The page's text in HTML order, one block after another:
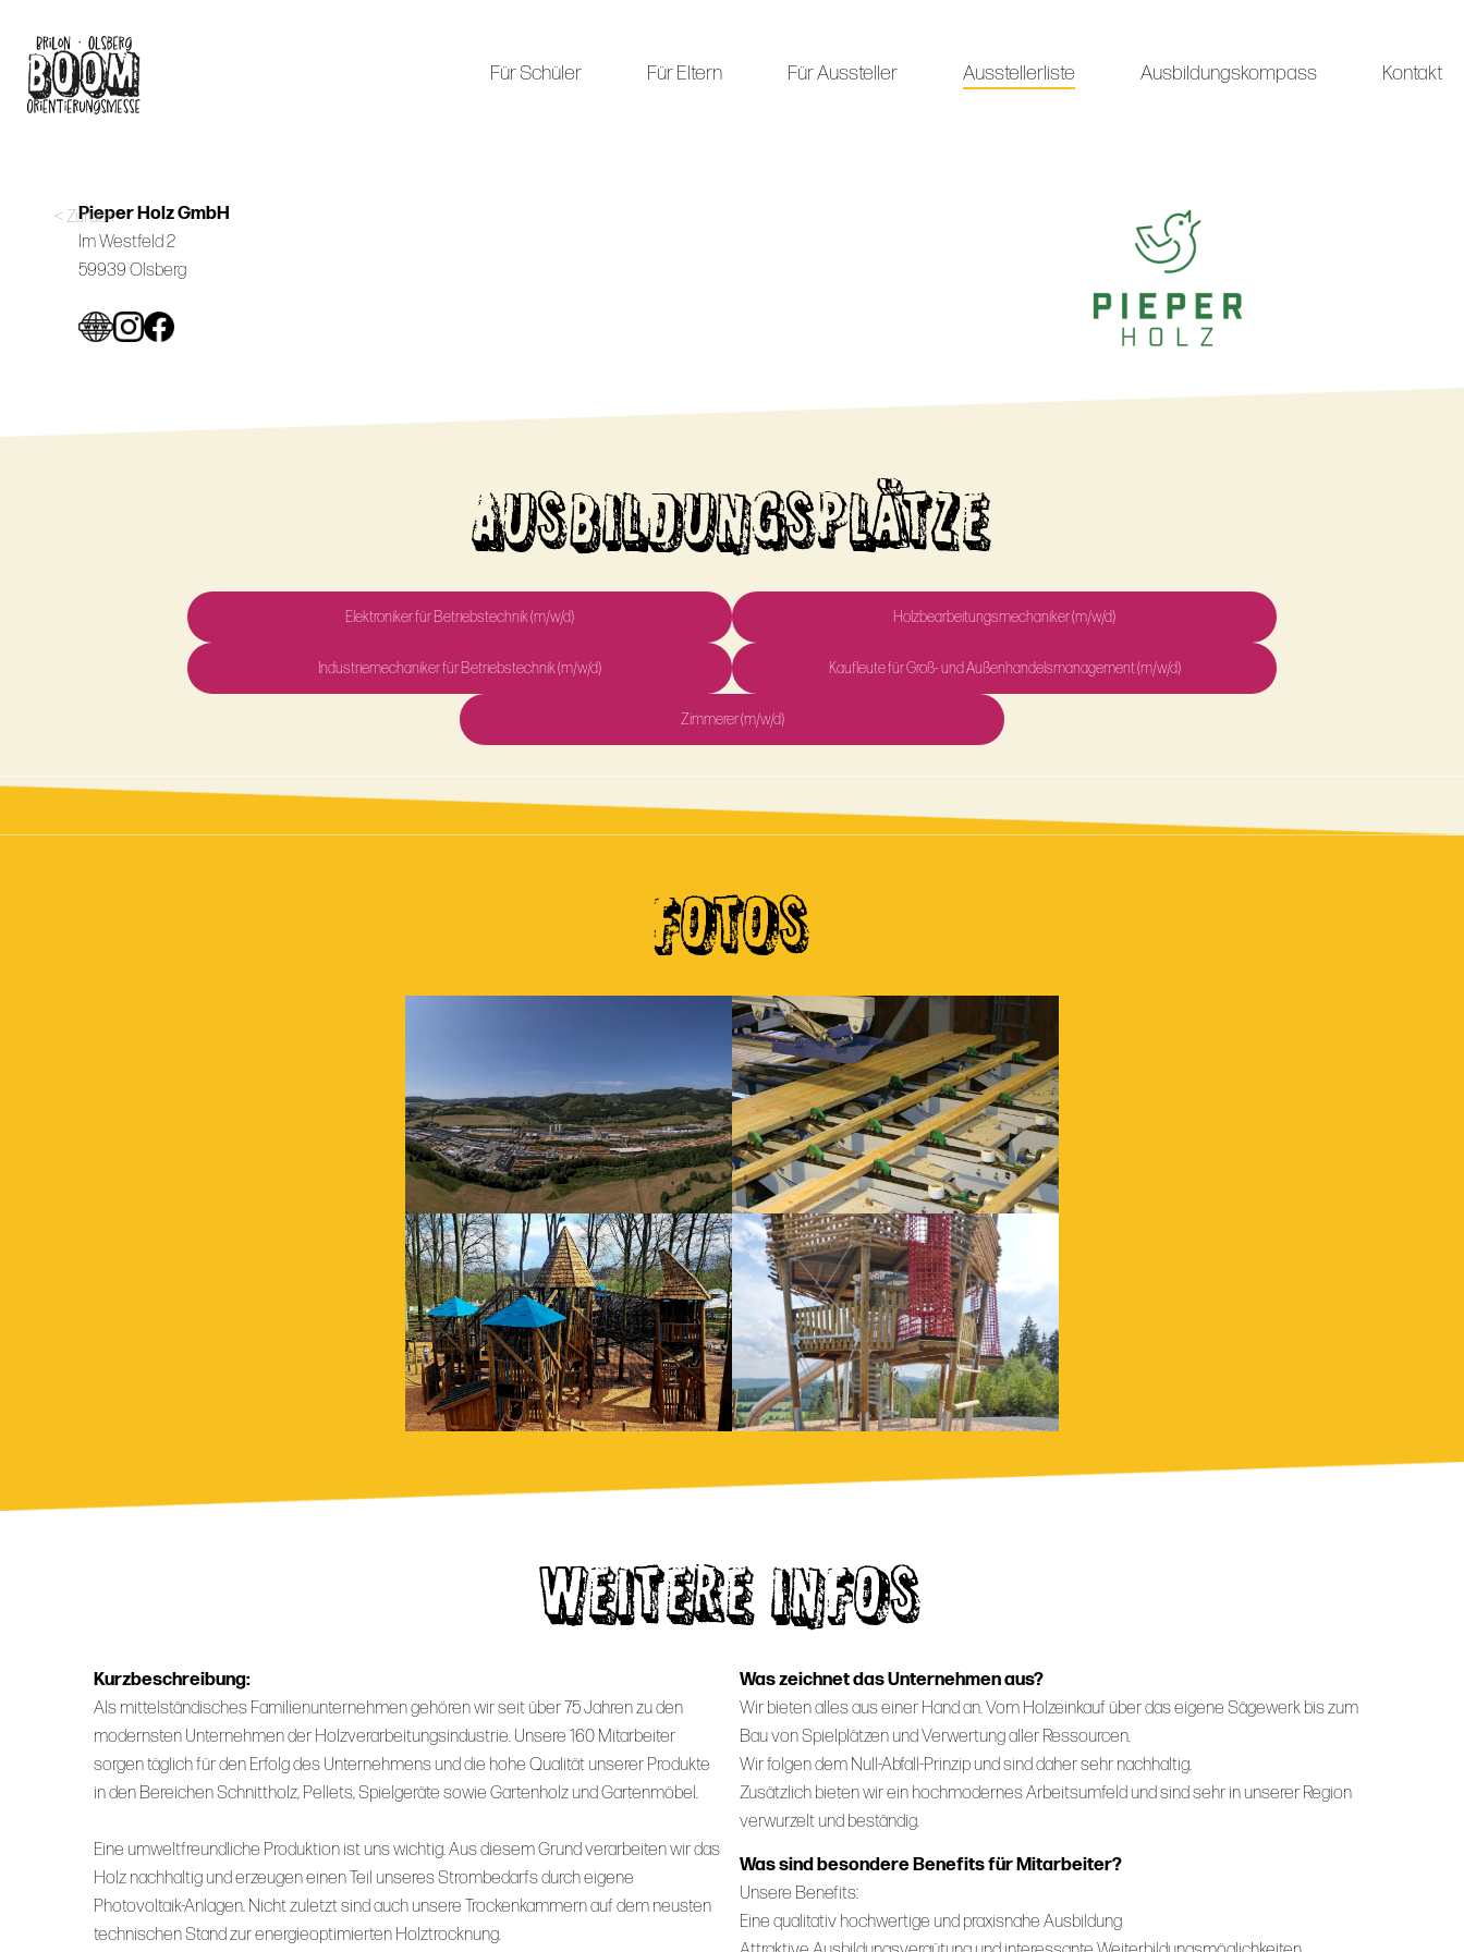
content
Für Schüler Für Eltern Für Aussteller Ausstellerliste Ausbildungskompass Kontakt
< Zurück
Pieper Holz GmbH
Im Westfeld 2
59939 Olsberg
AUSBILDUNGSPLÄTZE
Elektroniker für Betriebstechnik (m/w/d) Holzbearbeitungsmechaniker (m/w/d)
Industriemechaniker für Betriebstechnik (m/w/d) Kaufleute für Groß- und Außenhandelsmanagement (m/w/d)
Zimmerer (m/w/d)
FOTOS
WEITERE INFOS
Kurzbeschreibung:
Als mittelständisches Familienunternehmen gehören wir seit über 75 Jahren zu den
modernsten Unternehmen der Holzverarbeitungsindustrie. Unsere 160 Mitarbeiter
sorgen täglich für den Erfolg des Unternehmens und die hohe Qualität unserer Produkte
in den Bereichen Schnittholz, Pellets, Spielgeräte sowie Gartenholz und Gartenmöbel.
Eine umweltfreundliche Produktion ist uns wichtig. Aus diesem Grund verarbeiten wir das
Holz nachhaltig und erzeugen einen Teil unseres Strombedarfs durch eigene
Photovoltaik-Anlagen. Nicht zuletzt sind auch unsere Trockenkammern auf dem neusten
technischen Stand zur energieoptimierten Holztrocknung.
Was zeichnet das Unternehmen aus?
Wir bieten alles aus einer Hand an. Vom Holzeinkauf über das eigene Sägewerk bis zum
Bau von Spielplätzen und Verwertung aller Ressourcen.
Wir folgen dem Null-Abfall-Prinzip und sind daher sehr nachhaltig.
Zusätzlich bieten wir ein hochmodernes Arbeitsumfeld und sind sehr in unserer Region
verwurzelt und beständig.
Was sind besondere Benefits für Mitarbeiter?
Unsere Benefits:
Eine qualitativ hochwertige und praxisnahe Ausbildung